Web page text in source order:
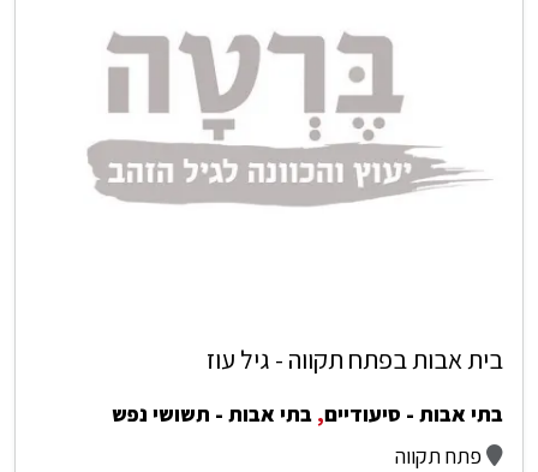
בית אבות בפתח תקווה - גיל עוז
בתי אבות - סיעודיים, בתי אבות - תשושי נפש
פתח תקווה